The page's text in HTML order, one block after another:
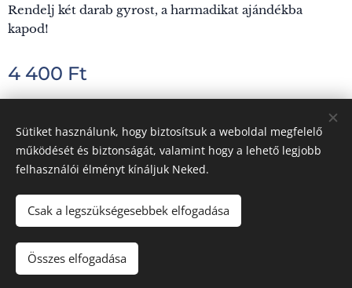
Rendelj két darab gyrost, a harmadikat ajándékba
kapod!
4 400 Ft
Hellasz Taverna Görög Étterem 5000 Szolnok, Sütő u. 6/a.
A weboldal szerkesztője
Sütik
Sütiket használunk, hogy biztosítsuk a weboldal megfelelő
működését és biztonságát, valamint hogy a lehető legjobb
felhasználói élményt kínáljuk Neked.
Csak a legszükségesebbek elfogadása
Összes elfogadása